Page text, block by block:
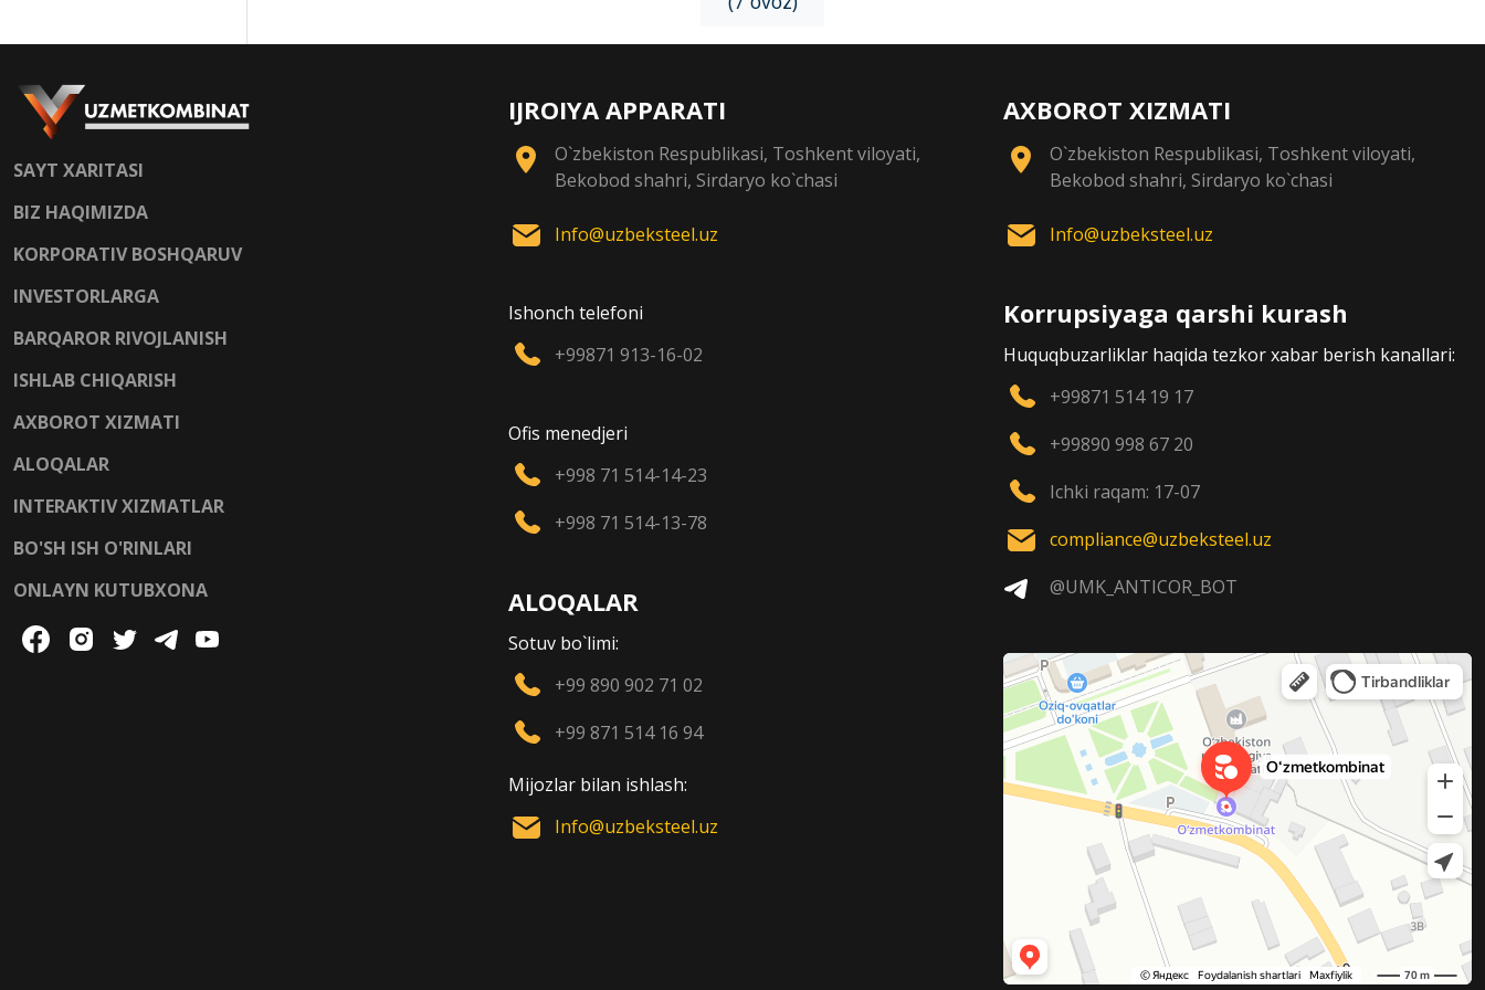
SAYT XARITASI
BIZ HAQIMIZDA
KORPORATIV BOSHQARUV
INVESTORLARGA
BARQAROR RIVOJLANISH
ISHLAB CHIQARISH
AXBOROT XIZMATI
ALOQALAR
INTERAKTIV XIZMATLAR
BO'SH ISH O'RINLARI
ONLAYN KUTUBXONA
IJROIYA APPARATI
O`zbekiston Respublikasi, Toshkent viloyati,
Bekobod shahri, Sirdaryo ko`chasi
Info@uzbeksteel.uz
Ishonch telefoni
+99871 913-16-02
Ofis menedjeri
+998 71 514-14-23
+998 71 514-13-78
ALOQALAR
Sotuv bo`limi:
+99 890 902 71 02
+99 871 514 16 94
Mijozlar bilan ishlash:
Info@uzbeksteel.uz
AXBOROT XIZMATI
O`zbekiston Respublikasi, Toshkent viloyati,
Bekobod shahri, Sirdaryo ko`chasi
Info@uzbeksteel.uz
Korrupsiyaga qarshi kurash
Huquqbuzarliklar haqida tezkor xabar berish kanallari:
+99871 514 19 17
+99890 998 67 20
Ichki raqam: 17-07
compliance@uzbeksteel.uz
@UMK_ANTICOR_BOT